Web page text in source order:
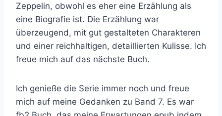
Zeppelin, obwohl es eher eine Erzählung als
eine Biografie ist. Die Erzählung war
überzeugend, mit gut gestalteten Charakteren
und einer reichhaltigen, detaillierten Kulisse. Ich
freue mich auf das nächste Buch.
Ich genieße die Serie immer noch und freue
mich auf meine Gedanken zu Band 7. Es war